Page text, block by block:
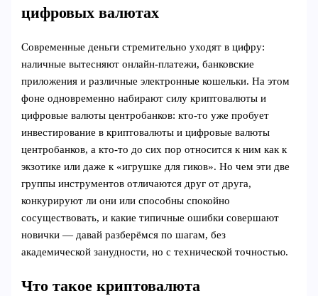
цифровых валютах
Современные деньги стремительно уходят в цифру:
наличные вытесняют онлайн-платежи, банковские
приложения и различные электронные кошельки. На этом
фоне одновременно набирают силу криптовалюты и
цифровые валюты центробанков: кто-то уже пробует
инвестирование в криптовалюты и цифровые валюты
центробанков, а кто-то до сих пор относится к ним как к
экзотике или даже к «игрушке для гиков». Но чем эти две
группы инструментов отличаются друг от друга,
конкурируют ли они или способны спокойно
сосуществовать, и какие типичные ошибки совершают
новички — давай разберёмся по шагам, без
академической занудности, но с технической точностью.
Что такое криптовалюта